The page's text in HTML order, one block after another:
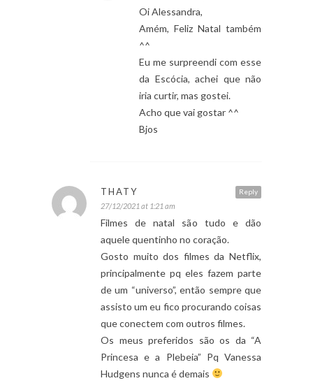
Oi Alessandra,
Amém, Feliz Natal também
^^
Eu me surpreendi com esse
da Escócia, achei que não
iria curtir, mas gostei.
Acho que vai gostar ^^
Bjos
Reply
THATY
27/12/2021 at 1:21 am
Filmes de natal são tudo e dão
aquele quentinho no coração.
Gosto muito dos filmes da Netflix,
principalmente pq eles fazem parte
de um “universo”, então sempre que
assisto um eu fico procurando coisas
que conectem com outros filmes.
Os meus preferidos são os da “A
Princesa e a Plebeia” Pq Vanessa
Hudgens nunca é demais